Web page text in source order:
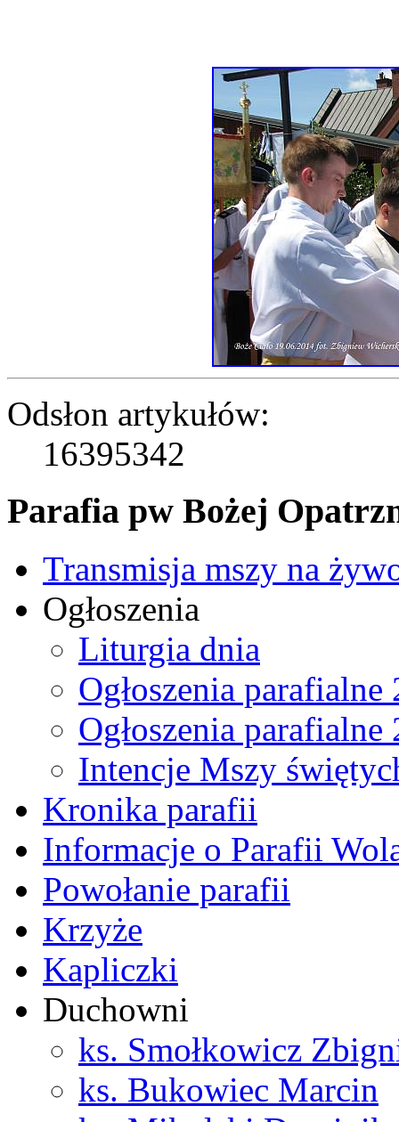
Odsłon artykułów:
16395342
Parafia pw Bożej
Transmisja mszy na
Ogłoszenia
Liturgia dnia
Ogłoszenia parafialne
Ogłoszenia parafialne
Intencje Mszy
Kronika parafii
Informacje o Parafii
Powołanie parafii
Krzyże
Kapliczki
Duchowni
ks. Smołkowicz
ks. Bukowiec Marcin